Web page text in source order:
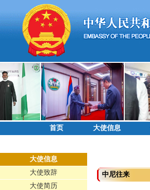
首页 大使信息
大使信息
大使致辞
大使简历
中尼往来